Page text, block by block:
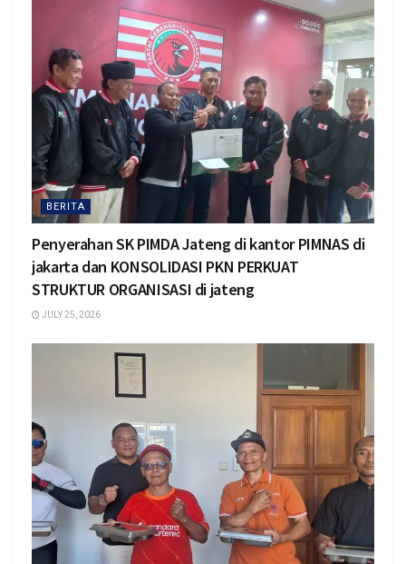
BERITA
Penyerahan SK PIMDA Jateng di kantor PIMNAS di
jakarta dan KONSOLIDASI PKN PERKUAT
STRUKTUR ORGANISASI di jateng
JULY 25, 2026